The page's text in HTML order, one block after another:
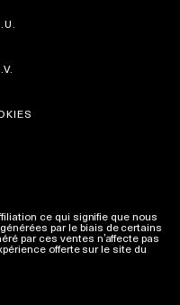
ce qui signifie que nous
par le biais de certains
par ces ventes n’affecte pas
offerte sur le site du